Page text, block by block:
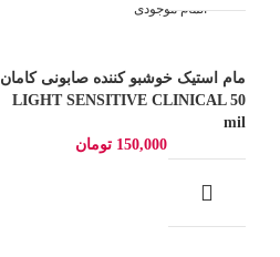
اتمام موجودی
مام استیک خوشبو کننده صابونی کامان
LIGHT SENSITIVE CLINICAL 50
mil
150,000 تومان